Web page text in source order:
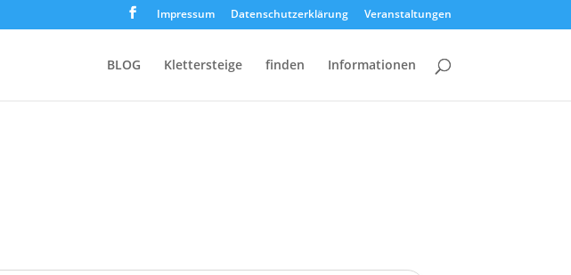
Impressum Datenschutzerklärung Veranstaltungen
BLOG Klettersteige finden Informationen